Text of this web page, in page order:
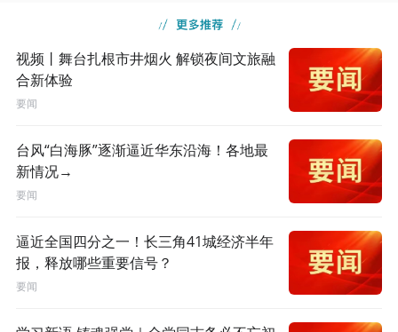
视频丨舞台扎根市井烟火 解锁夜间文旅融
合新体验
要闻
台风“白海豚”逐渐逼近华东沿海！各地最
新情况→
要闻
逼近全国四分之一！长三角41城经济半年
报，释放哪些重要信号？
要闻